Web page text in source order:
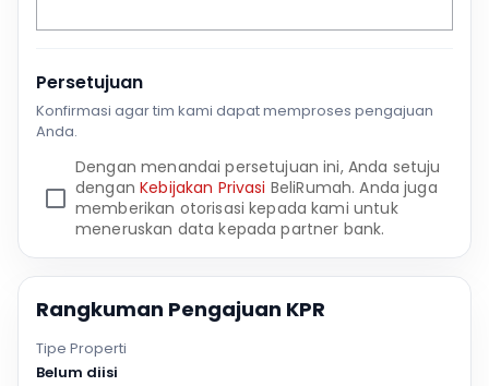
Persetujuan
Konfirmasi agar tim kami dapat memproses pengajuan
Anda.
Dengan menandai persetujuan ini, Anda setuju
denganKebijakan Privasi BeliRumah. Anda juga
memberikan otorisasi kepada kami untuk
meneruskan data kepada partner bank.
Rangkuman Pengajuan KPR
Tipe Properti
Belum diisi